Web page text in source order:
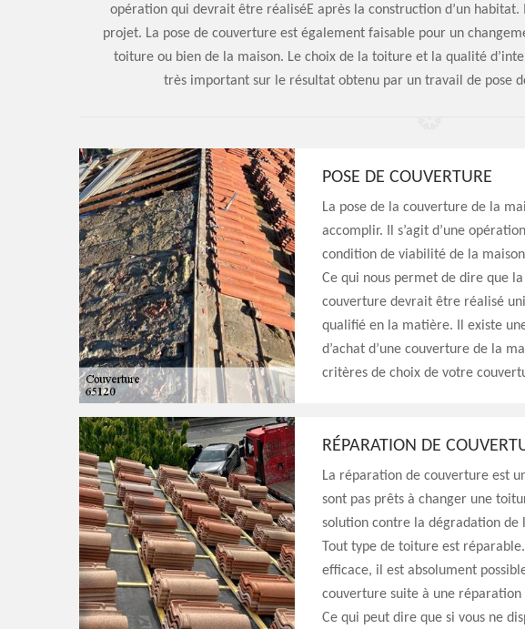
opération qui devrait être réaliséE après la construction d’un habitat.
projet. La pose de couverture est également faisable pour un
toiture ou bien de la maison. Le choix de la toiture et la qualité
très important sur le résultat obtenu par un travail de pose
POSE DE COUVERTURE
La pose de la couverture de la
accomplir. Il s’agit d’une
condition de viabilité de la
Ce qui nous permet de dire que
couverture devrait être réalisé
qualifié en la matière. Il existe
d’achat d’une couverture de la
critères de choix de votre
RÉPARATION DE
La réparation de couverture est
sont pas prêts à changer une
solution contre la dégradation de
Tout type de toiture est
efficace, il est absolument
couverture suite à une
Ce qui peut dire que si vous ne